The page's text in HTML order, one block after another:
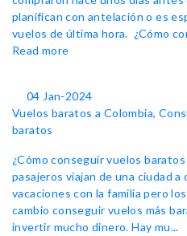
planifican con antelación o es
vuelos de última hora. ¿Cómo
Read more
04 Jan-2024
Vuelos baratos a Colombia,
baratos
¿Cómo conseguir vuelos
pasajeros viajan de una ciudad
vacaciones con la familia pero
cambio conseguir vuelos más
invertir mucho dinero. Hay mu...